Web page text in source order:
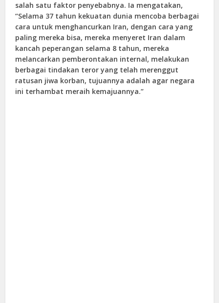
salah satu faktor penyebabnya. Ia mengatakan,
“Selama 37 tahun kekuatan dunia mencoba berbagai
cara untuk menghancurkan Iran, dengan cara yang
paling mereka bisa, mereka menyeret Iran dalam
kancah peperangan selama 8 tahun, mereka
melancarkan pemberontakan internal, melakukan
berbagai tindakan teror yang telah merenggut
ratusan jiwa korban, tujuannya adalah agar negara
ini terhambat meraih kemajuannya.”